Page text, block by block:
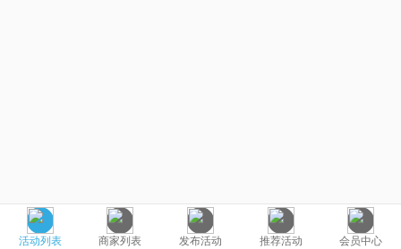
活动列表 商家列表 发布活动 推荐活动 会员中心